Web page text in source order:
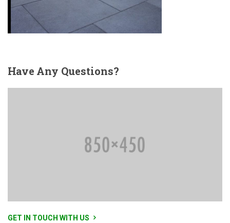
HaveAny Questions?
GET IN TOUCH WITH US